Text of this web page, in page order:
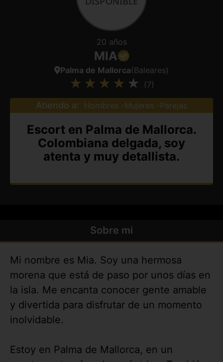
20 años
MIA
Palma de Mallorca(Baleares)
(7)
Atiendo a: Hombres Mujeres Parejas
Escort en Palma de Mallorca.
Colombiana delgada, soy
atenta y muy detallista.
Sobre mi
Mi nombre es Mia. Soy una hermosa
morena que está de paso por unos días en
la isla. Me encanta conocer gente amable
y divertida para disfrutar de un momento
inolvidable.
Estoy en Palma de Mallorca, en un